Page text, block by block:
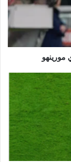
مورينهو